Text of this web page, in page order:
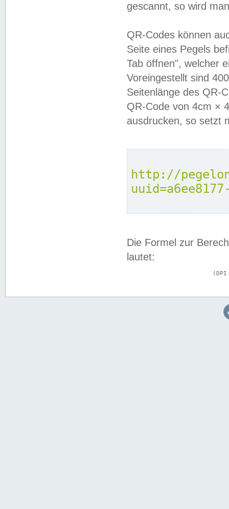
gescannt, so wird
QR-Codes können
Seite eines Pegels
Tab öffnen", welcher
Voreingestellt sind
Seitenlänge des QR-
QR-Code von 4cm ×
ausdrucken, so setzt
http://
Die Formel zur
lautet: